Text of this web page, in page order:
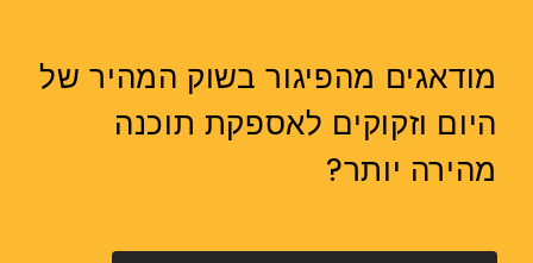
מודאגים מהפיגור בשוק המהיר של
היום וזקוקים לאספקת תוכנה
מהירה יותר?